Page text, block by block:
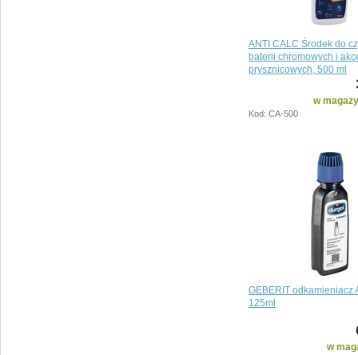
ANTI CALC Środek do
baterii chromowych i
prysznicowych, 500 ml
w
Kod: CA-500
GEBERIT odkamieniacz
125ml
w